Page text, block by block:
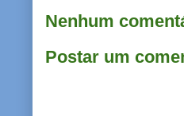
Nenhum
Postar um